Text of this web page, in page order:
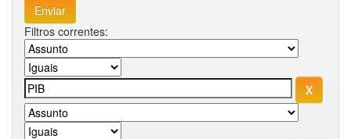
Filtros correntes: